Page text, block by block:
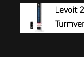
USB
Tragbarer mit
Einsatz Büro,
Levoit